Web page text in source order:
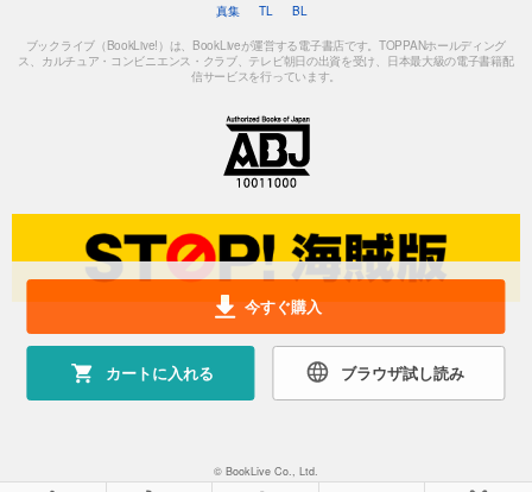
今すぐ購入
カートに入れる ブラウザ試し読み
真集
TL BL
ブックライブ（BookLive!）は、BookLiveが運営する電子書店です。TOPPANホールディング
ス、カルチュア・コンビニエンス・クラブ、テレビ朝日の出資を受け、日本最大級の電子書籍配
信サービスを行っています。
© BookLive Co., Ltd.